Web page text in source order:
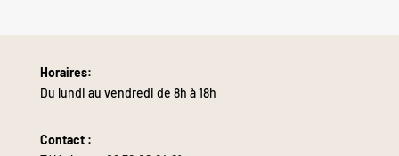
Horaires:
Du lundi au vendredi de 8h à 18h
Contact :